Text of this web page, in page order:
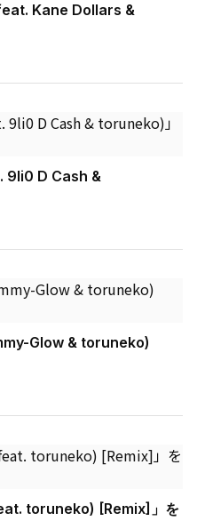
Kane Dollars &
9li0 D Cash &
Glow & toruneko)
toruneko) [Remix]」を